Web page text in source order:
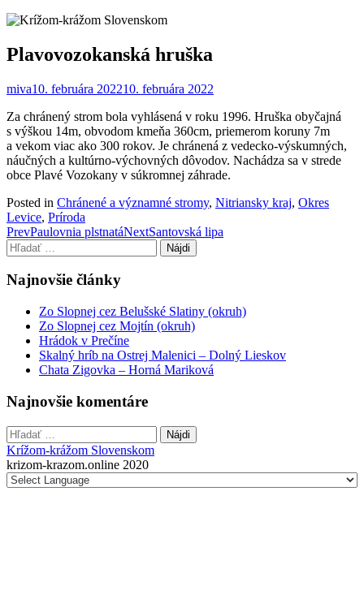
Plavovozokanská hruška
miva10. februára 202210. februára 2022
Za chránený strom bola vyhlásená v roku 1996. Hruška obyčajná
s výškou 14m, obvodom kmeňa 360cm, priemerom koruny 7m
a vekom viac ako 300 rokov. Je chránená z vedecko-výskumných,
náučných a kultúrno-výchovných dôvodov. Nachádza sa v strede
obce Plavé Vozokany v súkromnej záhrade.
Posted in Chránené a významné stromy, Nitriansky kraj, Okres
Levice, Príroda
Post
navigation
PrevPaulovnia plstnatáNextSantovská lipa
Hľadať:
Najnovšie články
Zo Slopnej cez Belušské Slatiny (okruh)
Zo Slopnej cez Mojtín (okruh)
Hrádok v Prečíne
Skalný hríb na Ostrej Malenici – Dolný Lieskov
Chata Zigovka – Horná Mariková
Najnovšie komentáre
Hľadať:
Krížom-krážom Slovenskom
krizom-krazom.online 2020